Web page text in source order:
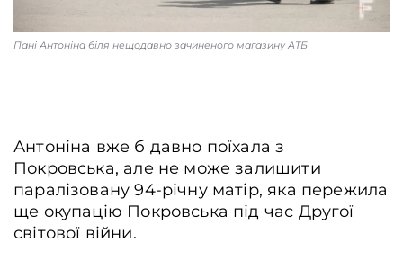
Пані Антоніна біля нещодавно зачиненого магазину АТБ
Антоніна вже б давно поїхала з
Покровська, але не може залишити
паралізовану 94-річну матір, яка пережила
ще окупацію Покровська під час Другої
світової війни.